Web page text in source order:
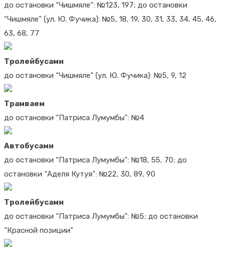
до остановки “Чишмяле”: №123, 197; до остановки
“Чишмяле” (ул. Ю. Фучика): №5, 18, 19, 30, 31, 33, 34, 45, 46,
63, 68, 77
Тролейбусами
до остановки “Чишмяле” (ул. Ю. Фучика): №5, 9, 12
Трамваем
до остановки “Патриса Лумумбы”: №4
Автобусами
до остановки “Патриса Лумумбы”: №18, 55, 70; до
остановки “Аделя Кутуя”: №22, 30, 89, 90
Тролейбусами
до остановки “Патриса Лумумбы”: №5; до остановки
“Красной позиции”